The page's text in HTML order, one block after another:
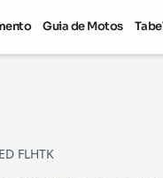
Guia de Motos
FLHTK